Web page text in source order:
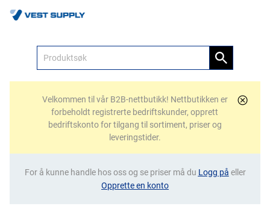
Velkommen til vår B2B-nettbutikk! Nettbutikken er
forbeholdt registrerte bedriftskunder, opprett
bedriftskonto for tilgang til sortiment, priser og
leveringstider.
For å kunne handle hos oss og se priser må du Logg på eller
Opprette en konto